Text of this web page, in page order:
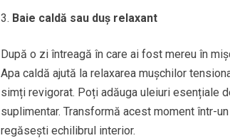
Baie caldă sau duș relaxant
După o zi întreagă în care ai fost mereu în
Apa caldă ajută la relaxarea mușchilor
simți revigorat. Poți adăuga uleiuri esențiale
suplimentar. Transformă acest moment într-
regăsești echilibrul interior.